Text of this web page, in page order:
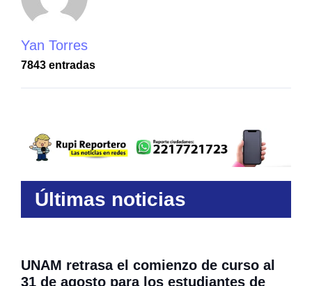
Yan Torres
7843 entradas
Últimas noticias
UNAM retrasa el comienzo de curso al
31 de agosto para los estudiantes de